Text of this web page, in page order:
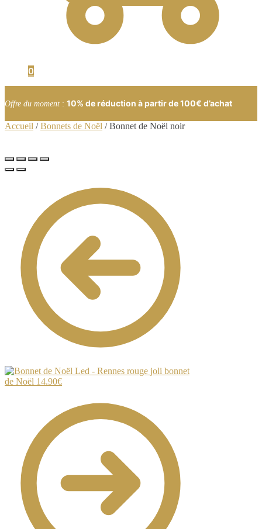
0
Offre du moment : 10% de réduction à partir de 100€ d’achat
Accueil /Bonnets de Noël /Bonnet de Noël noir
joli bonnet
de Noël 14.90€